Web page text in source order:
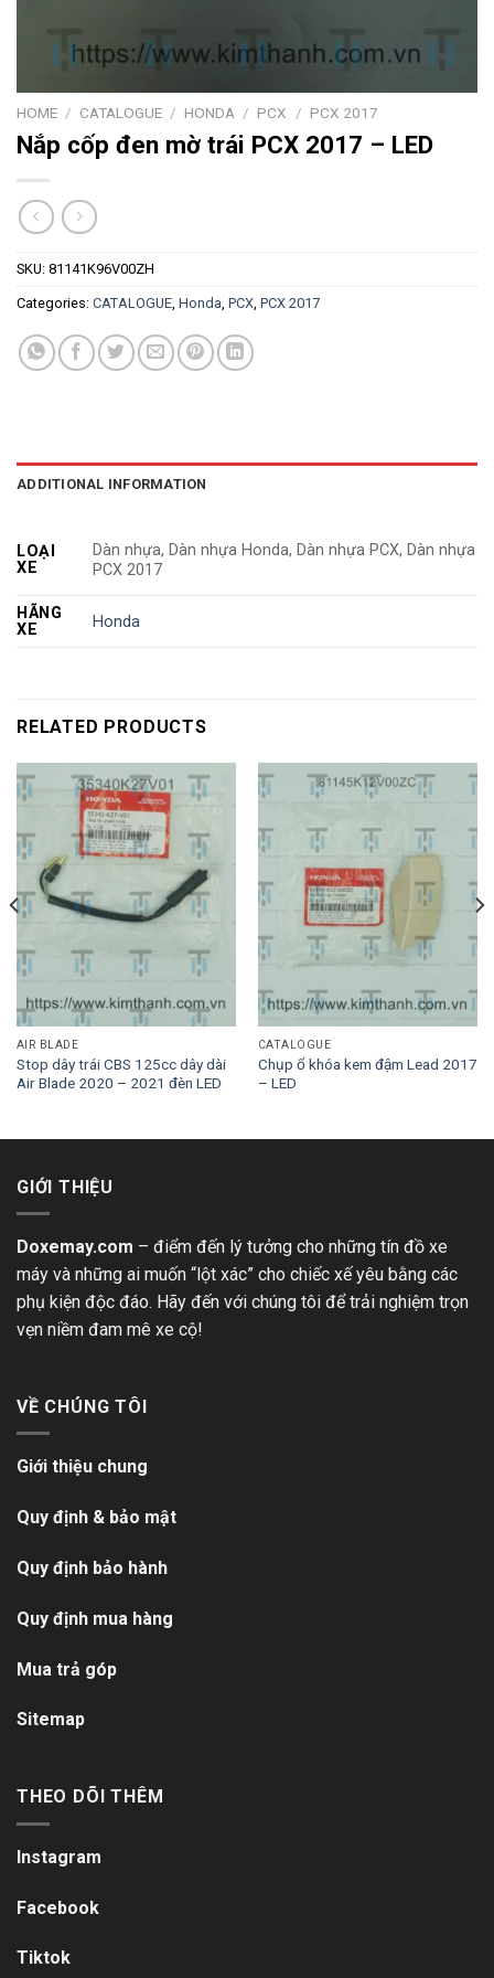
HOME / CATALOGUE / HONDA / PCX / PCX 2017
Nắp cốp đen mờ trái PCX 2017 – LED
SKU: 81141K96V00ZH
Categories: CATALOGUE, Honda, PCX, PCX 2017
ADDITIONAL INFORMATION
LOẠI
XE
Dàn nhựa, Dàn nhựa Honda, Dàn nhựa PCX, Dàn nhựa
PCX 2017
HÃNG
XE
Honda
RELATED PRODUCTS
AIR BLADE
Stop dây trái CBS 125cc dây dài
Air Blade 2020 – 2021 đèn LED
CATALOGUE
Chụp ổ khóa kem đậm Lead 2017
– LED
GIỚI THIỆU
Doxemay.com – điểm đến lý tưởng cho những tín đồ xe
máy và những ai muốn “lột xác” cho chiếc xế yêu bằng các
phụ kiện độc đáo. Hãy đến với chúng tôi để trải nghiệm trọn
vẹn niềm đam mê xe cộ!
VỀ CHÚNG TÔI
Giới thiệu chung
Quy định & bảo mật
Quy định bảo hành
Quy định mua hàng
Mua trả góp
Sitemap
THEO DÕI THÊM
Instagram
Facebook
Tiktok